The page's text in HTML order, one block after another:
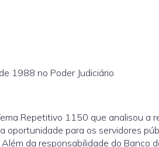
1988 no Poder Judiciário
Repetitivo 1150 que analisou a
oportunidade para os servidores
da responsabilidade do Banco